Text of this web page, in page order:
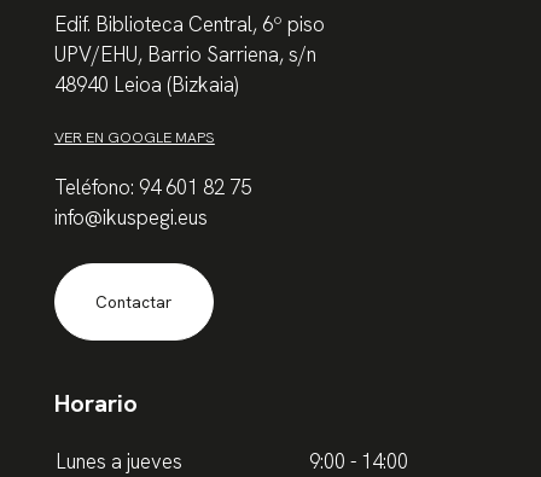
Edif. Biblioteca Central, 6º piso
UPV/EHU, Barrio Sarriena, s/n
48940 Leioa (Bizkaia)
VER EN GOOGLE MAPS
Teléfono: 94 601 82 75
info@ikuspegi.eus
Contactar
Horario
Lunes a jueves
9:00 - 14:00